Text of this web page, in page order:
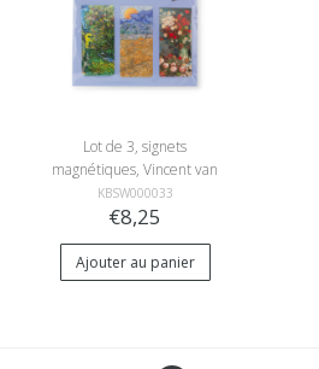
Lot de 3, signets
magnétiques, Vincent van
Gogh - Kroller muller 2
KBSW000033
€8,25
Ajouter au panier